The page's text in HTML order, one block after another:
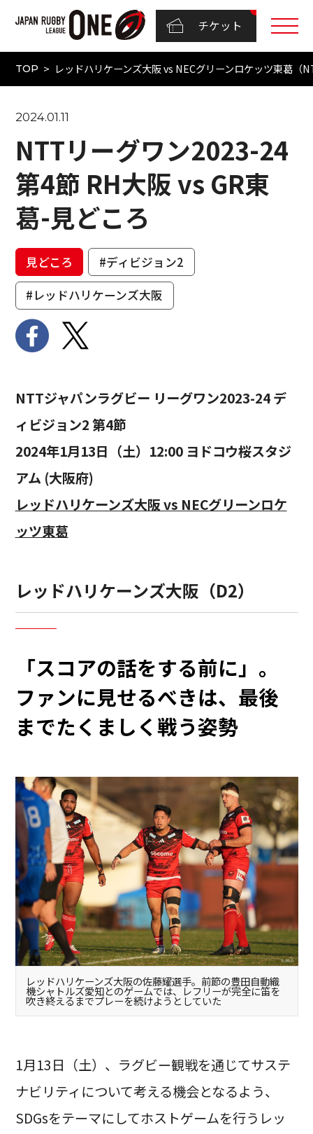
チケット
TOP レッドハリケーンズ大阪 vs NECグリーンロケッツ東葛
2024.01.11
NTTリーグワン2023-24
第4節 RH大阪 vs GR東
葛-見どころ
見どころ
#ディビジョン2
#レッドハリケーンズ大阪
NTTジャパンラグビー リーグワン2023-24 デ
ィビジョン2 第4節
2024年1月13日（土）12:00 ヨドコウ桜スタジ
アム (大阪府)
レッドハリケーンズ大阪 vs NECグリーンロケ
ッツ東葛
レッドハリケーンズ大阪（D2）
「スコアの話をする前に」。
ファンに見せるべきは、最後
までたくましく戦う姿勢
レッドハリケーンズ大阪の佐藤耀選手。前節の豊田自動織
機シャトルズ愛知とのゲームでは、レフリーが完全に笛を
吹き終えるまでプレーを続けようとしていた
1月13日（土）、ラグビー観戦を通じてサステ
ナビリティについて考える機会となるよう、
SDGsをテーマにしてホストゲームを行うレッ